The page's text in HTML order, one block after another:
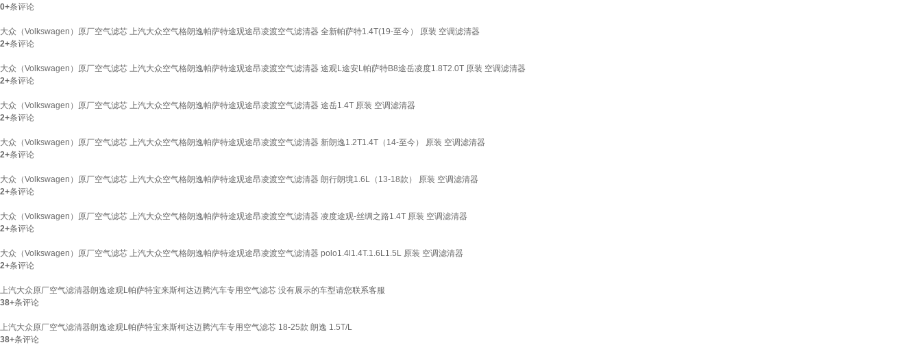
0+条评论
大众（Volkswagen）原厂空气滤芯 上汽大众空气格朗逸帕萨特途观途昂凌渡空气滤清器 全新帕萨特1.4T(19-至今） 原装 空调滤清器
2+条评论
大众（Volkswagen）原厂空气滤芯 上汽大众空气格朗逸帕萨特途观途昂凌渡空气滤清器 途观L途安L帕萨特B8途岳凌度1.8T2.0T 原装 空调滤清器
2+条评论
大众（Volkswagen）原厂空气滤芯 上汽大众空气格朗逸帕萨特途观途昂凌渡空气滤清器 途岳1.4T 原装 空调滤清器
2+条评论
大众（Volkswagen）原厂空气滤芯 上汽大众空气格朗逸帕萨特途观途昂凌渡空气滤清器 新朗逸1.2T1.4T（14-至今） 原装 空调滤清器
2+条评论
大众（Volkswagen）原厂空气滤芯 上汽大众空气格朗逸帕萨特途观途昂凌渡空气滤清器 朗行朗境1.6L（13-18款） 原装 空调滤清器
2+条评论
大众（Volkswagen）原厂空气滤芯 上汽大众空气格朗逸帕萨特途观途昂凌渡空气滤清器 凌度途观-丝绸之路1.4T 原装 空调滤清器
2+条评论
大众（Volkswagen）原厂空气滤芯 上汽大众空气格朗逸帕萨特途观途昂凌渡空气滤清器 polo1.4l1.4T.1.6L1.5L 原装 空调滤清器
2+条评论
上汽大众原厂空气滤清器朗逸途观L帕萨特宝来斯柯达迈腾汽车专用空气滤芯 没有展示的车型请您联系客服
38+条评论
上汽大众原厂空气滤清器朗逸途观L帕萨特宝来斯柯达迈腾汽车专用空气滤芯 18-25款 朗逸 1.5T/L
38+条评论